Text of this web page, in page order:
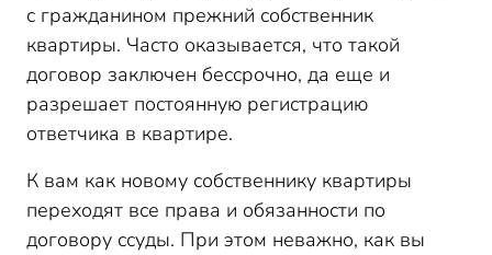
с гражданином прежний собственник
квартиры. Часто оказывается, что такой
договор заключен бессрочно, да еще и
разрешает постоянную регистрацию
ответчика в квартире.
К вам как новому собственнику квартиры
переходят все права и обязанности по
договору ссуды. При этом неважно, как вы